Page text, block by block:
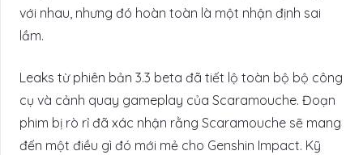
với nhau, nhưng đó hoàn toàn là một nhận định sai
lầm.
Leaks từ phiên bản 3.3 beta đã tiết lộ toàn bộ bộ công
cụ và cảnh quay gameplay của Scaramouche. Đoạn
phim bị rò rỉ đã xác nhận rằng Scaramouche sẽ mang
đến một điều gì đó mới mẻ cho Genshin Impact. Kỹ